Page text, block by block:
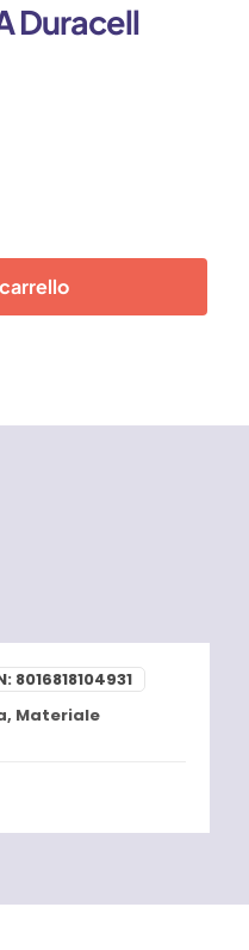
Duracell
8016818104931
, Materiale